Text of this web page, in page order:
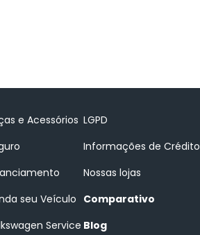
e Acessórios
seu Veículo
Service
LGPD
Informações de Crédito
Nossas lojas
Comparativo
Blog